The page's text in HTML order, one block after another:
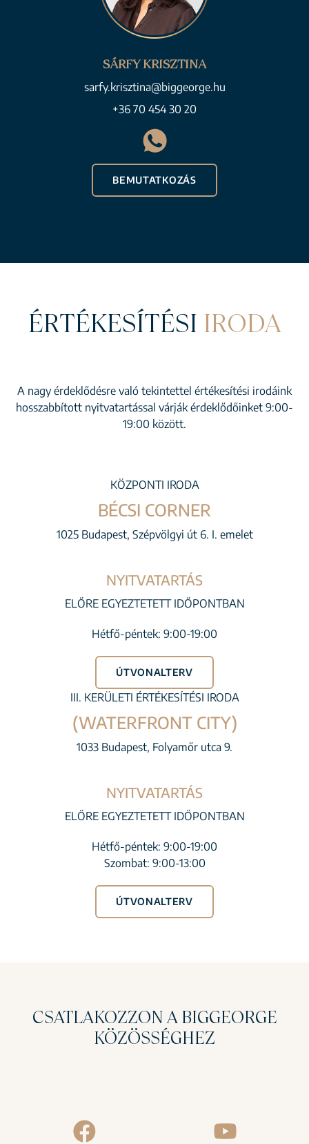
SÁRFY KRISZTINA
sarfy.krisztina@biggeorge.hu
+36 70 454 30 20
BEMUTATKOZÁS
ÉRTÉKESÍTÉSI IRODA
A nagy érdeklődésre való tekintettel értékesítési irodáink
hosszabbított nyitvatartással várják érdeklődőinket 9:00-
19:00 között.
KÖZPONTI IRODA
BÉCSI CORNER
1025 Budapest, Szépvölgyi út 6. I. emelet
NYITVATARTÁS
ELŐRE EGYEZTETETT IDŐPONTBAN
Hétfő-péntek: 9:00-19:00
ÚTVONALTERV
III. KERÜLETI ÉRTÉKESÍTÉSI IRODA
(WATERFRONT CITY)
1033 Budapest, Folyamőr utca 9.
NYITVATARTÁS
ELŐRE EGYEZTETETT IDŐPONTBAN
Hétfő-péntek: 9:00-19:00
Szombat: 9:00-13:00
ÚTVONALTERV
CSATLAKOZZON A BIGGEORGE
KÖZÖSSÉGHEZ